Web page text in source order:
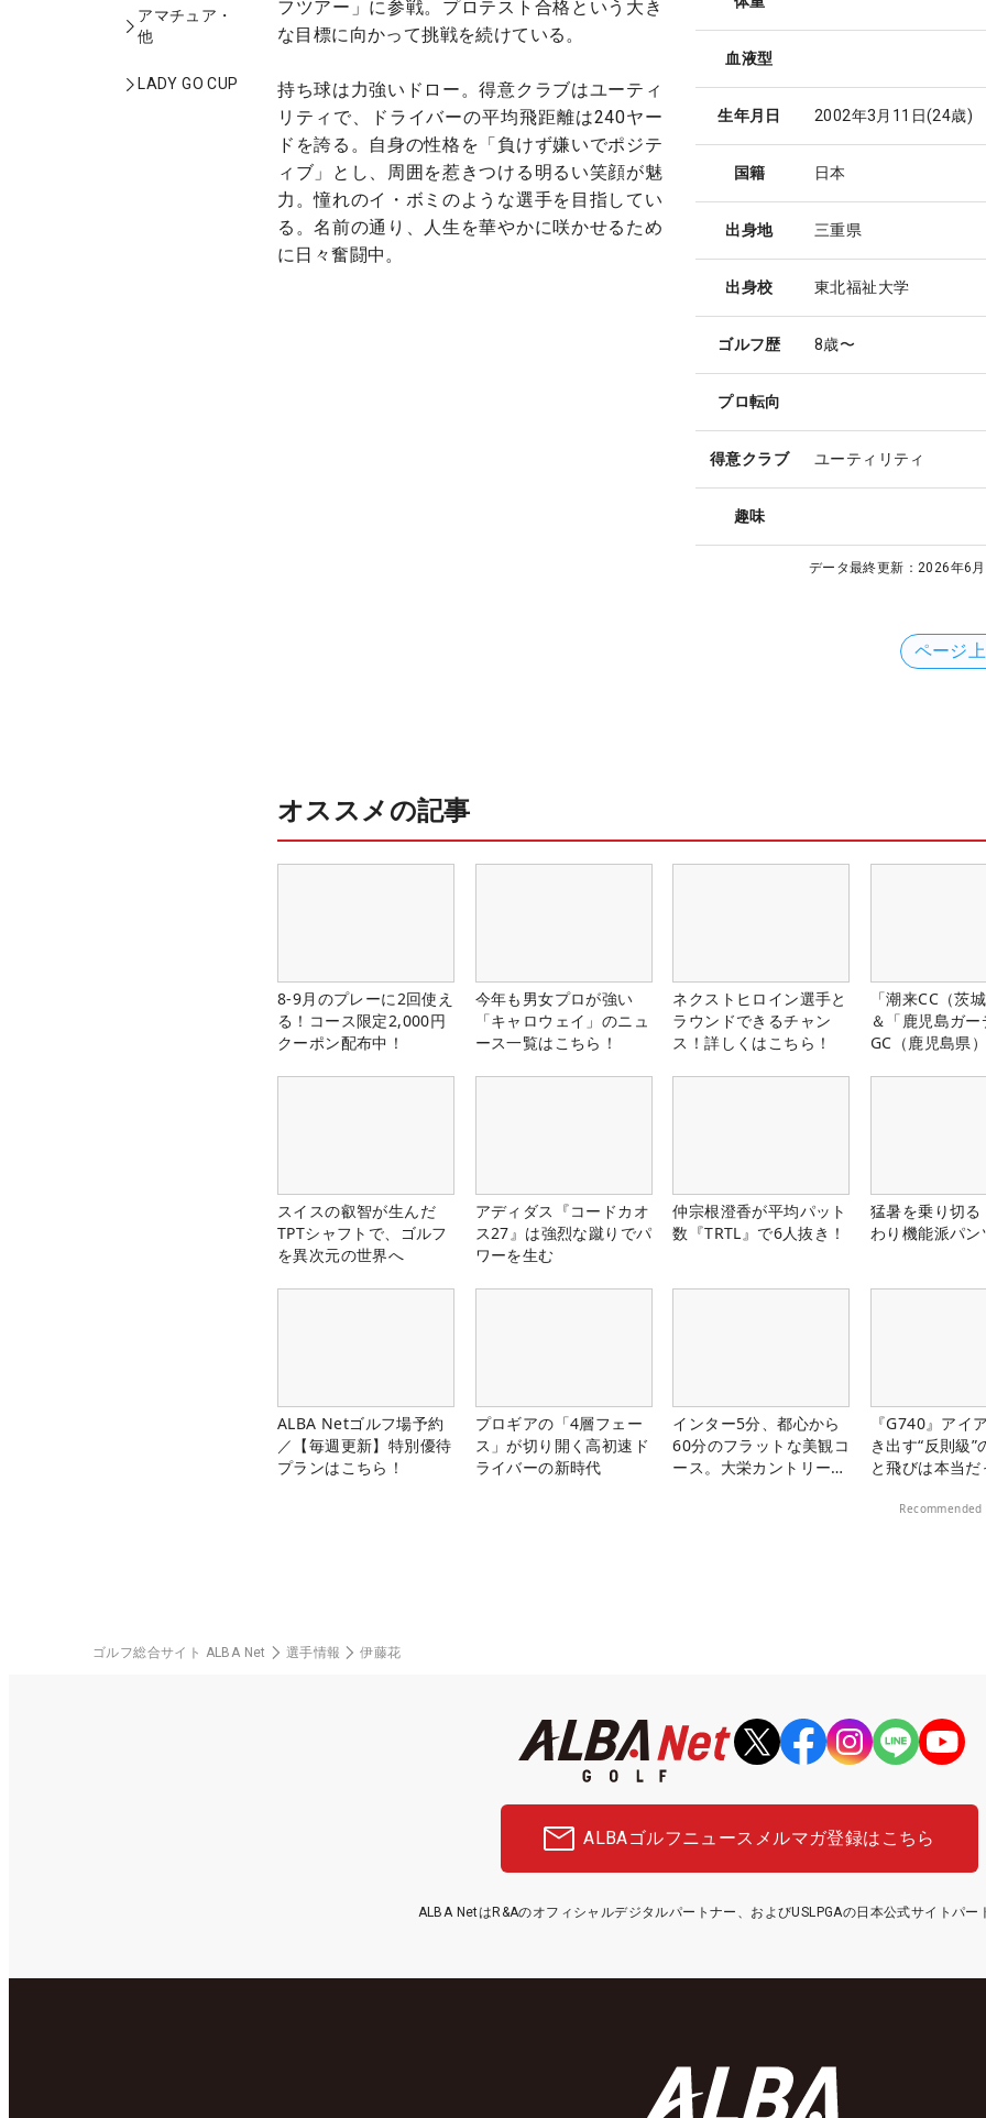
アマチュア・
他
LADY GO CUP
血液型
生年月日 2002年3月11日(24歳)
国籍 日本
出身地 三重県
出身校 東北福祉大学
ゴルフ歴 8歳〜
プロ転向
得意クラブ ユーティリティ
趣味
データ最終更新： 2026年6
フツアー」に参戦。プロテスト合格という大き
な目標に向かって挑戦を続けている。
持ち球は力強いドロー。得意クラブはユーティ
リティで、ドライバーの平均飛距離は240ヤー
ドを誇る。自身の性格を「負けず嫌いでポジテ
ィブ」とし、周囲を惹きつける明るい笑顔が魅
力。憧れのイ・ボミのような選手を目指してい
る。名前の通り、人生を華やかに咲かせるため
に日々奮闘中。
ページ
オススメの記事
8-9月のプレーに2回使え
る！コース限定2,000円
クーポン配布中！
今年も男女プロが強い
「キャロウェイ」のニュ
ース一覧はこちら！
ネクストヒロイン選手と
ラウンドできるチャン
ス！詳しくはこちら！
「潮来CC（茨
＆「鹿児島ガー
GC（鹿児島県
スイスの叡智が生んだ
TPTシャフトで、ゴルフ
を異次元の世界へ
アディダス『コードカオ
ス27』は強烈な蹴りでパ
ワーを生む
仲宗根澄香が平均パット
数『TRTL』で6人抜き！
猛暑を乗り切る
わり機能派パン
ALBA Netゴルフ場予約
／【毎週更新】特別優待
プランはこちら！
プロギアの「4層フェー
ス」が切り開く高初速ド
ライバーの新時代
インター5分、都心から
60分のフラットな美観コ
ース。大栄カントリー俱
『G740』アイ
き出す“反則級”
と飛びは本当だ
Recommended
ゴルフ総合サイト ALBA Net 選手情報 伊藤花
ALBAゴルフニュース メルマガ登録はこちら
ALBA NetはR&Aのオフィシャルデジタルパートナー、およびUSLPGAの日本公式サイトパー